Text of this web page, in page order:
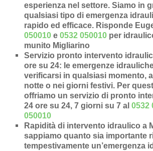
esperienza nel settore. Siamo in
qualsiasi tipo di emergenza
rapido ed efficace. Risponde
050010 e0532 050010 per
munito Migliarino
Servizio pronto intervento
ore su 24: le emergenze
verificarsi in qualsiasi momento,
notte o nei giorni festivi. Per
offriamo un servizio di pronto
24 ore su 24, 7 giorni su 7 al0532
050010
Rapidità di intervento idraulico a
sappiamo quanto sia importante
tempestivamente un’emergenza